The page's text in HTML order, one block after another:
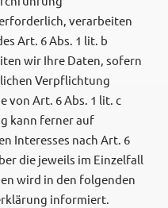
verarbeiten
Art. 6 Abs. 1 lit. b
wir Ihre Daten, sofern
Verpflichtung
von Art. 6 Abs. 1 lit. c
kann ferner auf
Interesses nach Art. 6
die jeweils im Einzelfall
wird in den folgenden
informiert.